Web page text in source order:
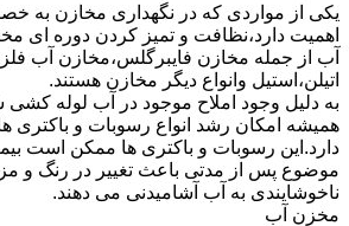
یکی از مواردی که در نگهداری مخازن به
اهمیت دارد،نظافت و تمیز کردن دوره ای
آب از جمله مخازن فایبرگلس،مخازن آب
اتیلن،استیل وانواع دیگر مخازن هستند.
به دلیل وجود املاح موجود در آب لوله
همیشه امکان رشد انواع رسوبات و باکتری
دارد.این رسوبات و باکتری ها ممکن است
موضوع پس از مدتی باعث تغییر در رنگ و
ناخوشایندی به آب آشامیدنی می دهند.
مخزن آب